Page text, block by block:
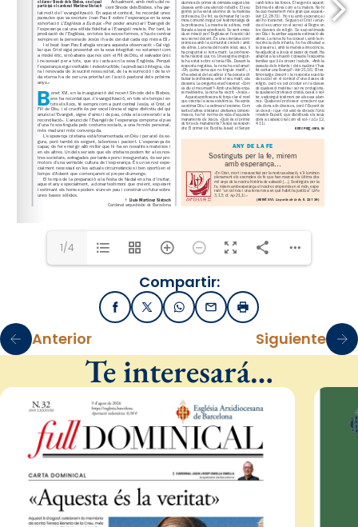
1/4
Compartir:
FacebookX / TwitterWhatsApp
EmailImprimir
Anterior Siguiente
Te interesará…